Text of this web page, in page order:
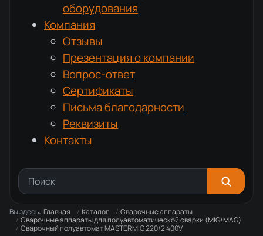
оборудования
Компания
Отзывы
Презентация о компании
Вопрос-ответ
Сертификаты
Письма благодарности
Реквизиты
Контакты
Вы здесь: Главная Каталог
Сварочные аппараты
Сварочные аппараты для полуавтоматической сварки (MIG/MAG)
Сварочный полуавтомат MASTERMIG 220/2 400V